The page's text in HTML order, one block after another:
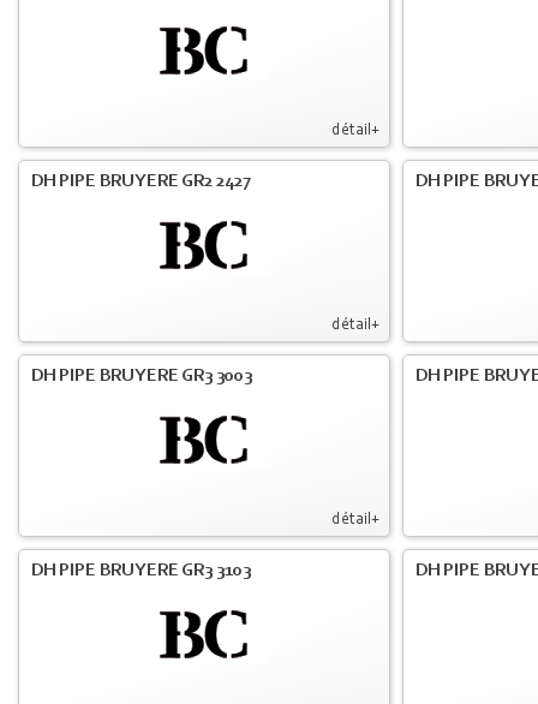
détail+
détail+
DH PIPE BRUYERE GR2 2427 DH PIPE
détail+
DH PIPE BRUYERE GR3 3003 DH PIPE
DH PIPE BRUYERE GR3 3103 DH PIPE